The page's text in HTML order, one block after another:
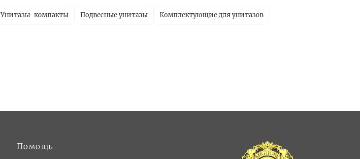
Унитазы-компакты Подвесные унитазы Комплектующие для унитазов
Помощь